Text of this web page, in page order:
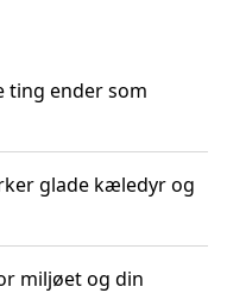
ting ender som
glade kæledyr og
miljøet og din